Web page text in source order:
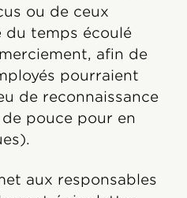
ou de ceux
du temps écoulé
afin de
pourraient
de reconnaissance
pouce pour en
aux responsables